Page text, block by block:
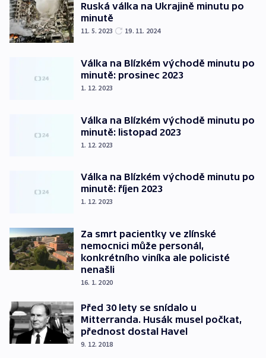
Ruská válka na Ukrajině minutu po
minutě
11. 5. 2023 19. 11. 2024
Válka na Blízkém východě minutu po
minutě: prosinec 2023
1. 12. 2023
Válka na Blízkém východě minutu po
minutě: listopad 2023
1. 12. 2023
Válka na Blízkém východě minutu po
minutě: říjen 2023
1. 12. 2023
Za smrt pacientky ve zlínské
nemocnici může personál,
konkrétního viníka ale policisté
nenašli
16. 1. 2020
Před 30 lety se snídalo u
Mitterranda. Husák musel počkat,
přednost dostal Havel
9. 12. 2018